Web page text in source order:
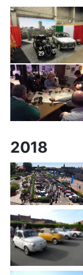
2018